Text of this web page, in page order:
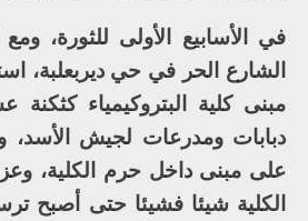
في الأسابيع الأولى للثورة،
الشارع الحر في حي ديربعلبة،
مبنى كلية البتروكيمياء
دبابات ومدرعات لجيش الأسد،
على مبنى داخل حرم الكلية،
الكلية شيئا فشيئا حتى أصبح